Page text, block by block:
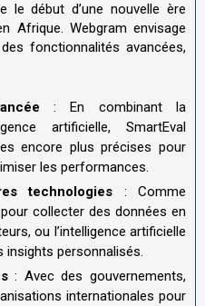
le début d’une nouvelle ère
Afrique. Webgram envisage
fonctionnalités avancées,
: En combinant la
artificielle, SmartEval
encore plus précises pour
les performances.
technologies : Comme
collecter des données en
ou l’intelligence artificielle
insights personnalisés.
: Avec des gouvernements,
internationales pour